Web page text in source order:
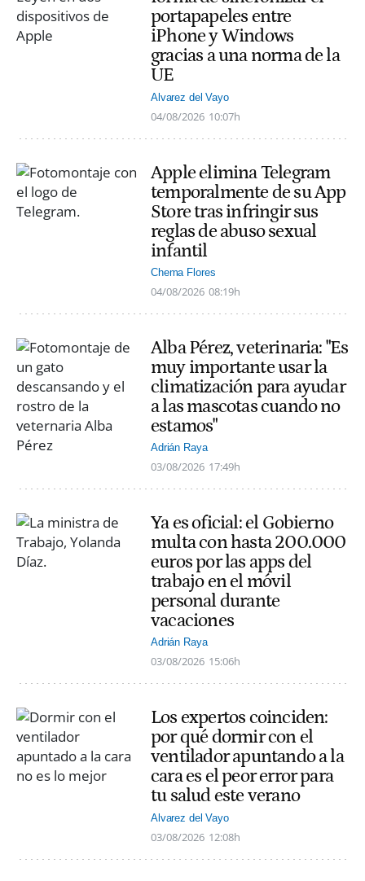
portapapeles entre
iPhone y Windows
gracias a una norma de la
UE
Alvarez del Vayo
04/08/2026 10:07h
Apple elimina Telegram
temporalmente de su App
Store tras infringir sus
reglas de abuso sexual
infantil
Chema Flores
04/08/2026 08:19h
Alba Pérez, veterinaria: "Es
muy importante usar la
climatización para ayudar
a las mascotas cuando no
estamos"
Adrián Raya
03/08/2026 17:49h
Ya es oficial: el Gobierno
multa con hasta 200.000
euros por las apps del
trabajo en el móvil
personal durante
vacaciones
Adrián Raya
03/08/2026 15:06h
Los expertos coinciden:
por qué dormir con el
ventilador apuntando a la
cara es el peor error para
tu salud este verano
Alvarez del Vayo
03/08/2026 12:08h